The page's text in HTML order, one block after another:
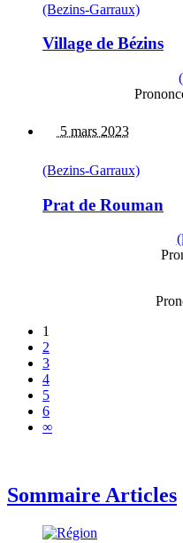
(Bezins-Garraux)
Village de Bézins
5 mars 2023
(Bezins-Garraux)
Prat de Rouman
1
2
3
4
5
6
∞
Sommaire Articles